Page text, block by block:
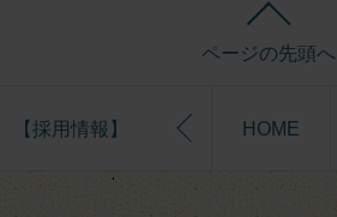
ページの先頭へ
【採用情報】 HOME